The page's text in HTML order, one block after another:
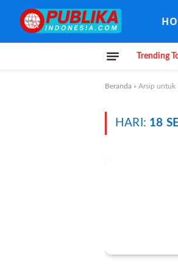
Trending
Beranda » Arsip
HARI: 18